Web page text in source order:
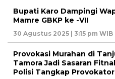
Bupati Karo Dampingi
Mamre GBKP ke -VII
30 Agustus 2025 | 3:15 pm WIB
Provokasi Murahan di
Tamora Jadi Sasaran
Polisi Tangkap Provokator